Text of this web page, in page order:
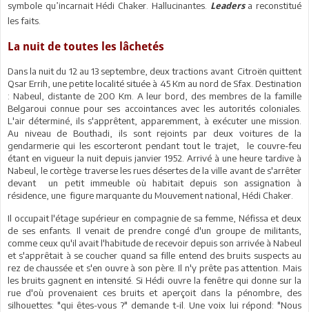
symbole qu’incarnait Hédi Chaker. Hallucinantes. Leadersa reconstitué
les faits.
La nuit de toutes les lâchetés
Dans la nuit du 12 au 13 septembre, deux tractions avant Citroën quittent
Qsar Errih, une petite localité située à 45 Km au nord de Sfax. Destination
: Nabeul, distante de 200 Km. A leur bord, des membres de la famille
Belgaroui connue pour ses accointances avec les autorités coloniales.
L'air déterminé, ils s'apprêtent, apparemment, à exécuter une mission.
Au niveau de Bouthadi, ils sont rejoints par deux voitures de la
gendarmerie qui les escorteront pendant tout le trajet, le couvre-feu
étant en vigueur la nuit depuis janvier 1952. Arrivé à une heure tardive à
Nabeul, le cortège traverse les rues désertes de la ville avant de s'arrêter
devant un petit immeuble où habitait depuis son assignation à
résidence, une figure marquante du Mouvement national, Hédi Chaker.
Il occupait l'étage supérieur en compagnie de sa femme, Néfissa et deux
de ses enfants. Il venait de prendre congé d'un groupe de militants,
comme ceux qu'il avait l'habitude de recevoir depuis son arrivée à Nabeul
et s'apprêtait à se coucher quand sa fille entend des bruits suspects au
rez de chaussée et s'en ouvre à son père. Il n'y prête pas attention. Mais
les bruits gagnent en intensité. Si Hédi ouvre la fenêtre qui donne sur la
rue d'où provenaient ces bruits et aperçoit dans la pénombre, des
silhouettes: "qui êtes-vous ?" demande t-il. Une voix lui répond: "Nous